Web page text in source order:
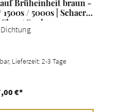
Brüheinheit braun -
1500s / 5000s | Schaerer
/ Soul
Lieferzeit: 2-3 Tage
€*